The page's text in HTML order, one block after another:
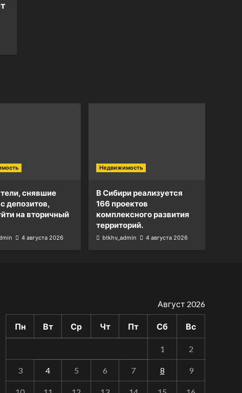
снявшие
депозитов,
на вторичный
4 августа 2026
Недвижимость
В Сибири реализуется
166 проектов
комплексного развития
территорий.
btkhv_admin 4 августа 2026
Август 2026
Пн Вт Ср Чт Пт Сб Вс
1 2
3 4 5 6 7 8 9